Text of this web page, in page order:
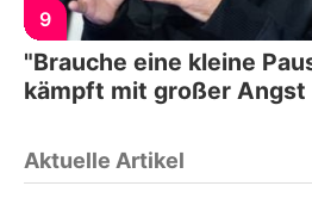
9
"Brauche eine kleine
kämpft mit großer Angst
Aktuelle Artikel